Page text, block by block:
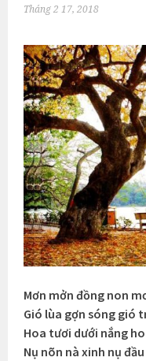
Tháng 2 17, 2018
Mơn mởn đồng non
Gió lùa gợn sóng gió
Hoa tươi dưới nắng
Nụ nõn nà xinh nụ